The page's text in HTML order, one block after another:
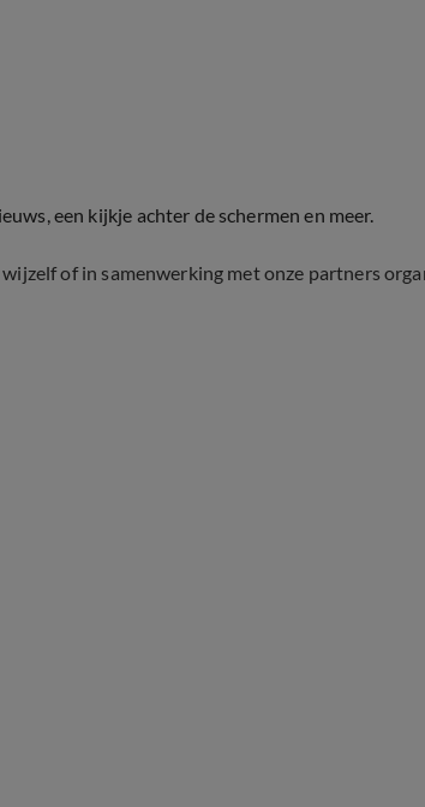
een kijkje achter de schermen en meer.
of in samenwerking met onze partners